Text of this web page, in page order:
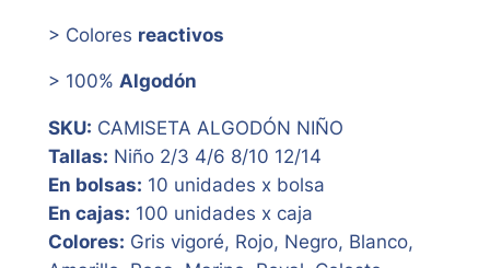
> Colores reactivos
> 100% Algodón
SKU: CAMISETA ALGODÓN NIÑO
Tallas: Niño 2/3 4/6 8/10 12/14
En bolsas: 10 unidades x bolsa
En cajas: 100 unidades x caja
Colores: Gris vigoré, Rojo, Negro, Blanco,